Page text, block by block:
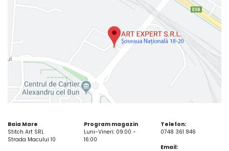
Baia Mare
Stitch Art SRL
Strada Macului 10
Program magazin
Luni-Vineri: 09:00 -
16:00
Telefon:
0748 361 846
Email: